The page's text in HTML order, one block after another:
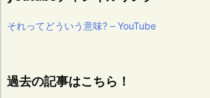
それってどういう意味? – YouTube
過去の記事はこちら！